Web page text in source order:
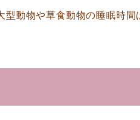
動物や草食動物の睡眠時間